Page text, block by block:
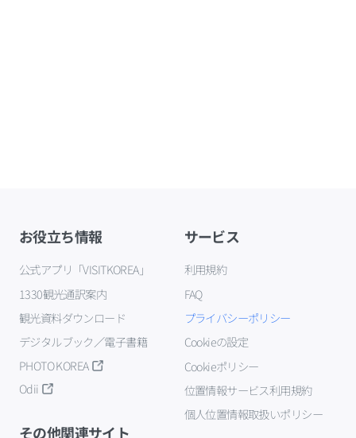
お役立ち情報
公式アプリ「VISITKOREA」
1330観光通訳案内
観光資料ダウンロード
デジタルブック／電子書籍
PHOTO KOREA
Odii
サービス
利用規約
FAQ
プライバシーポリシー
Cookieの設定
Cookieポリシー
位置情報サービス利用規約
個人位置情報取扱いポリシー
その他関連サイト